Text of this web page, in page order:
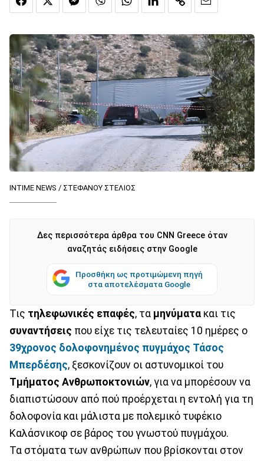
INTIME NEWS / ΣΤΕΦΑΝΟΥ ΣΤΕΛΙΟΣ
Δες περισσότερα άρθρα του CNN Greece όταν
αναζητάς ειδήσεις στην Google
Προσθήκη ως προτιμώμενη πηγή
στα αποτελέσματα Google
Τις τηλεφωνικές επαφές, τα μηνύματα και τις
συναντήσεις που είχε τις τελευταίες 10 ημέρες ο
39χρονος δολοφονημένος πυγμάχος Τάσος
Μπερδέσης, ξεσκονίζουν οι αστυνομικοί του
Τμήματος Ανθρωποκτονιών, για να μπορέσουν να
διαπιστώσουν από πού προέρχεται η εντολή για τη
δολοφονία και μάλιστα με πολεμικό τυφέκιο
Καλάσνικοφ σε βάρος του γνωστού πυγμάχου.
Τα στόματα των ανθρώπων που βρίσκονται στον